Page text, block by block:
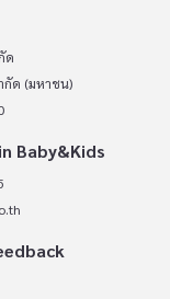
ด
กัด (มหาชน)
Baby&Kids